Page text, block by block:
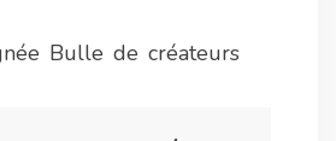
Bulle de créateurs